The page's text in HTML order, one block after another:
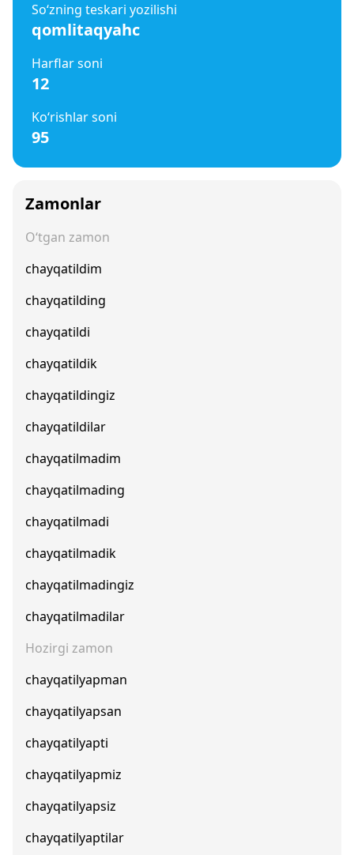
So‘zning teskari yozilishi
qomlitaqyahc
Harflar soni
12
Ko‘rishlar soni
95
Zamonlar
O‘tgan zamon
chayqatildim
chayqatilding
chayqatildi
chayqatildik
chayqatildingiz
chayqatildilar
chayqatilmadim
chayqatilmading
chayqatilmadi
chayqatilmadik
chayqatilmadingiz
chayqatilmadilar
Hozirgi zamon
chayqatilyapman
chayqatilyapsan
chayqatilyapti
chayqatilyapmiz
chayqatilyapsiz
chayqatilyaptilar